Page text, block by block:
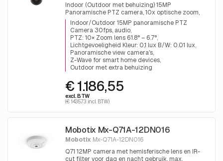
Indoor (Outdoor met behuizing) 15MP
Panoramische PTZ camera, 10x optische zoom,
HDTV 1080 (1920x1080), dag&nacht, infrarood
filter, audio, 3x5MP Sensoren voor 360°
bewaking.
Indoor/Outdoor 15MP panoramische PTZ
Camera 30fps, audio
PTZ: 10× Zoom lens 61.8° – 6.7°
Lichtgevoeligheid Kleur: 0,1 lux B/W: 0.01 lux
Panoramische view camera's
Z-Wave for smart home devices
Outdoor met extra behuizing
€ 1.186,55
excl. BTW
(€ 1435.73 incl. BTW)
Mobotix Mx-Q71A-12DN016
Mobotix Mx-Q71A-12DN016
Q71 12MP camera met hemisferische lens en IR-
cut filter voor dag en nacht gebruik, max.